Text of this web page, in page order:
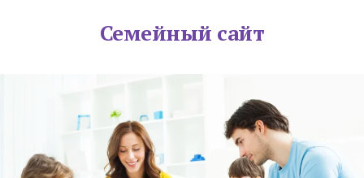
Семейный сайт